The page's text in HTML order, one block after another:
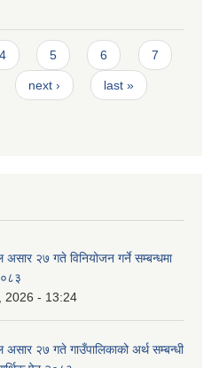
4 5 6 7
next › last »
२७ गते विनियोजन गर्ने सम्बन्धमा
2026 - 13:24
२७ गते गाउँपालिकाको अर्थ सम्बन्धी